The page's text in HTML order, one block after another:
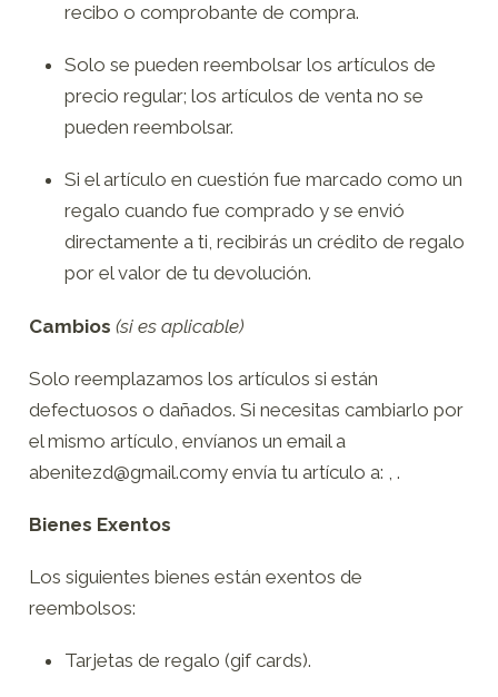
recibo o comprobante de compra.
Solo se pueden reembolsar los artículos de
precio regular; los artículos de venta no se
pueden reembolsar.
Si el artículo en cuestión fue marcado como un
regalo cuando fue comprado y se envió
directamente a ti, recibirás un crédito de regalo
por el valor de tu devolución.
Cambios (si es aplicable)
Solo reemplazamos los artículos si están
defectuosos o dañados. Si necesitas cambiarlo por
el mismo artículo, envíanos un email a
abenitezd@gmail.comy envía tu artículo a: , .
Bienes Exentos
Los siguientes bienes están exentos de
reembolsos:
Tarjetas de regalo (gif cards).